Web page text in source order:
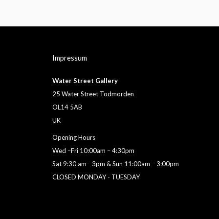
Impressum
Water Street Gallery
25 Water Street Todmorden
OL14 5AB
UK
Opening Hours
Wed –Fri 10:00am – 4:30pm
Sat 9:30 am - 3pm & Sun 11:00am – 3:00pm
CLOSED MONDAY - TUESDAY